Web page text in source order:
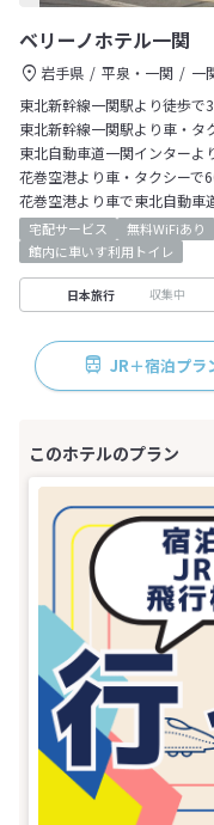
ベリーノホテル一関
岩手県 平泉・一関
一
東北新幹線一関駅より徒歩で
東北新幹線一関駅より車・タ
東北自動車道一関インターよ
花巻空港より車・タクシーで
花巻空港より車で東北自動車
宅配サービス 無料WiFiあり
館内に車いす利用トイレ
日本旅行 収集中
JR＋宿泊プラ